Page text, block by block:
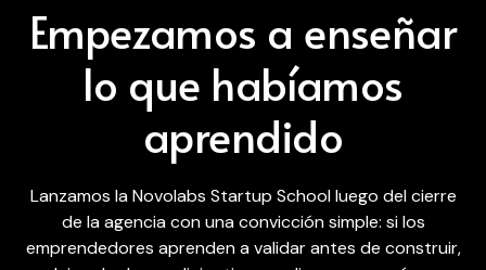
Empezamos a enseñar
lo que habíamos
aprendido
Lanzamos la Novolabs Startup School luego del cierre
de la agencia con una convicción simple: si los
emprendedores aprenden a validar antes de construir,